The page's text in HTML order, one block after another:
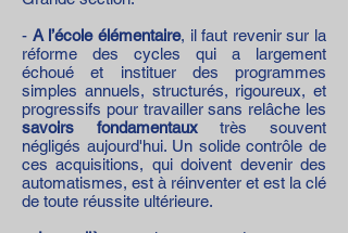
- A l’école élémentaire, il faut revenir sur la
réforme des cycles qui a largement
échoué et instituer des programmes
simples annuels, structurés, rigoureux, et
progressifs pour travailler sans relâche les
savoirs fondamentauxtrès souvent
négligés aujourd'hui. Un solide contrôle de
ces acquisitions, qui doivent devenir des
automatismes, est à réinventer et est la clé
de toute réussite ultérieure.